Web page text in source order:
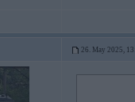
26. May 2025,